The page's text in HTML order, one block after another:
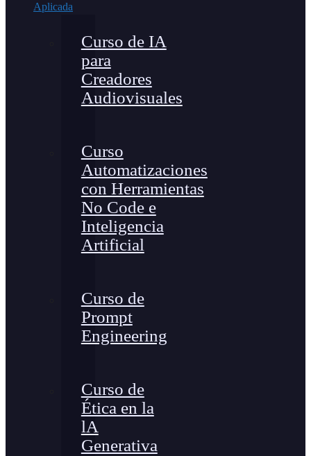
Aplicada
Curso de IA
para
Creadores
Audiovisuales
Curso
Automatizaciones
con Herramientas
No Code e
Inteligencia
Artificial
Curso de
Prompt
Engineering
Curso de
Ética en la
lA
Generativa